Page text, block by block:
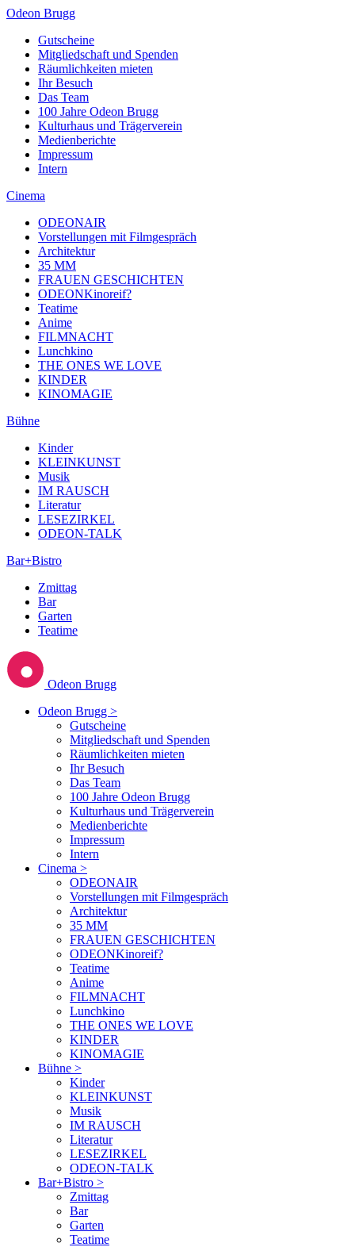
Odeon Brugg
Gutscheine
Mitgliedschaft und Spenden
Räumlichkeiten mieten
Ihr Besuch
Das Team
100 Jahre Odeon Brugg
Kulturhaus und Trägerverein
Medienberichte
Impressum
Intern
Cinema
ODEONAIR
Vorstellungen mit Filmgespräch
Architektur
35 MM
FRAUEN GESCHICHTEN
ODEONKinoreif?
Teatime
Anime
FILMNACHT
Lunchkino
THE ONES WE LOVE
KINDER
KINOMAGIE
Bühne
Kinder
KLEINKUNST
Musik
IM RAUSCH
Literatur
LESEZIRKEL
ODEON-TALK
Bar+Bistro
Zmittag
Bar
Garten
Teatime
Odeon Brugg
Odeon Brugg >
Gutscheine
Mitgliedschaft und Spenden
Räumlichkeiten mieten
Ihr Besuch
Das Team
100 Jahre Odeon Brugg
Kulturhaus und Trägerverein
Medienberichte
Impressum
Intern
Cinema >
ODEONAIR
Vorstellungen mit Filmgespräch
Architektur
35 MM
FRAUEN GESCHICHTEN
ODEONKinoreif?
Teatime
Anime
FILMNACHT
Lunchkino
THE ONES WE LOVE
KINDER
KINOMAGIE
Bühne >
Kinder
KLEINKUNST
Musik
IM RAUSCH
Literatur
LESEZIRKEL
ODEON-TALK
Bar+Bistro >
Zmittag
Bar
Garten
Teatime